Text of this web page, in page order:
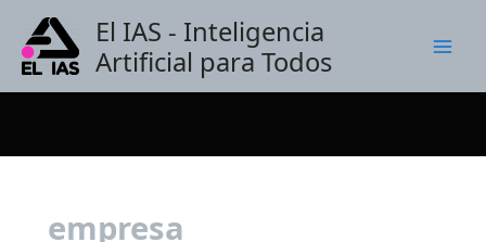
contenido
El IAS - Inteligencia
Artificial para Todos
empresa